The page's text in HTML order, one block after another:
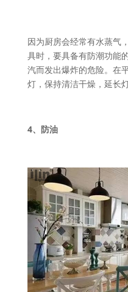
因为厨房会经常有水蒸气
具时，要具备有防潮功能
汽而发出爆炸的危险。在
灯，保持清洁干燥，延长
4、防油